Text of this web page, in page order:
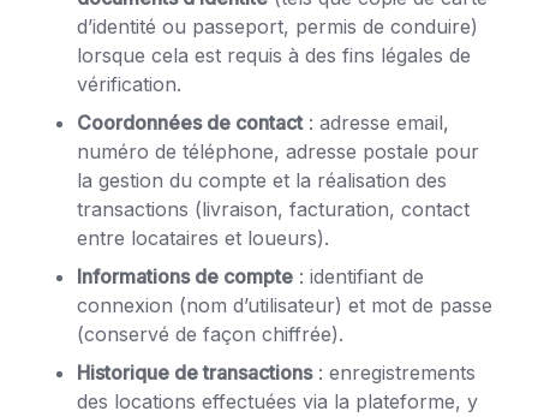
d’identité ou passeport, permis de conduire)
lorsque cela est requis à des fins légales de
vérification.
Coordonnées de contact: adresse email,
numéro de téléphone, adresse postale pour
la gestion du compte et la réalisation des
transactions (livraison, facturation, contact
entre locataires et loueurs).
Informations de compte : identifiant de
connexion (nom d’utilisateur) et mot de passe
(conservé de façon chiffrée).
Historique de transactions: enregistrements
des locations effectuées via la plateforme, y